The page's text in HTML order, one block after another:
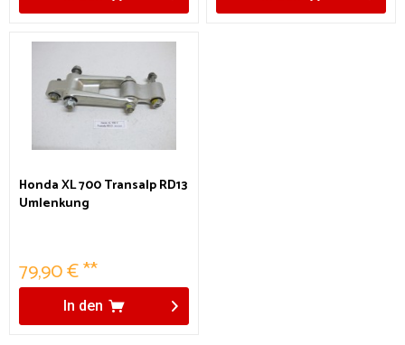
Honda XL 700 Transalp RD13
Umlenkung
79,90 € **
In den